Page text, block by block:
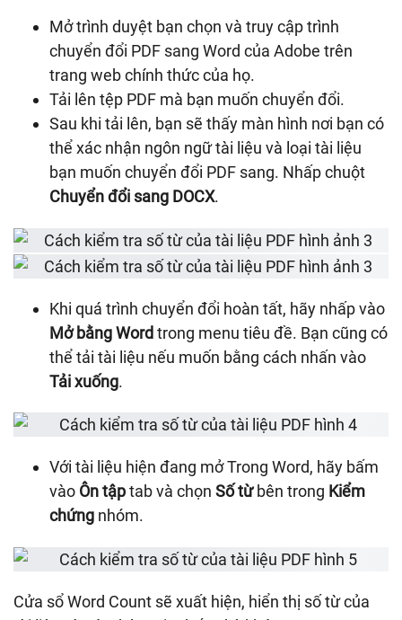
Mở trình duyệt bạn chọn và truy cập trình
chuyển đổi PDF sang Word của Adobe trên
trang web chính thức của họ.
Tải lên tệp PDF mà bạn muốn chuyển đổi.
Sau khi tải lên, bạn sẽ thấy màn hình nơi bạn có
thể xác nhận ngôn ngữ tài liệu và loại tài liệu
bạn muốn chuyển đổi PDF sang. Nhấp chuột
Chuyển đổi sang DOCX.
Khi quá trình chuyển đổi hoàn tất, hãy nhấp vào
Mở bằng Wordtrong menu tiêu đề. Bạn cũng có
thể tải tài liệu nếu muốn bằng cách nhấn vào
Tải xuống.
Với tài liệu hiện đang mở Trong Word, hãy bấm
vào Ôn tậptab và chọn Số từbên trong Kiểm
chứng nhóm.
Cửa sổ Word Count sẽ xuất hiện, hiển thị số từ của